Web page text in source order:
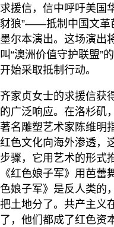
求援信，信中呼吁美国
豺狼”——抵制中国文革
墨尔本演出。这场演出
叫“澳洲价值守护联盟”
开始采取抵制行动。
齐家贞女士的求援信获
的广泛响应。在洛杉矶
著名雕塑艺术家陈维明
红色文化向海外渗透，
步骤，它用艺术的形式
《红色娘子军》用芭
色娘子军》是反人类的
把土地分了。共产主义
了，他们都成了红色资